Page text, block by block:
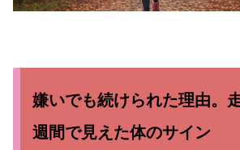
嫌いでも続けられた理由。
週間で見えた体のサイン